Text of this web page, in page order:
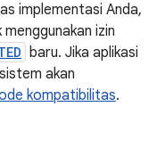
implementasi Anda,
menggunakan izin
baru. Jika aplikasi
akan
kompatibilitas.